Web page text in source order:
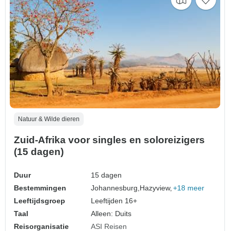
Natuur & Wilde dieren
Zuid-Afrika voor singles en soloreizigers
(15 dagen)
Duur
15 dagen
Bestemmingen
Johannesburg, Hazyview, +18 meer
Leeftijdsgroep
Leeftijden 16+
Taal
Alleen: Duits
Reisorganisatie
ASI Reisen